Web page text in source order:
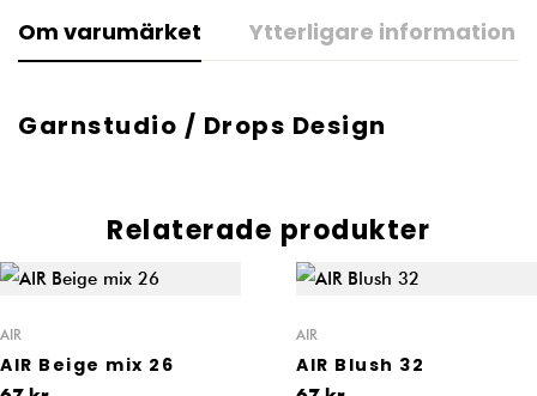
Om varumärket Ytterligare information
Garnstudio / Drops Design
Relaterade produkter
AIR
AIR Beige mix 26
AIR
AIR Blush 32